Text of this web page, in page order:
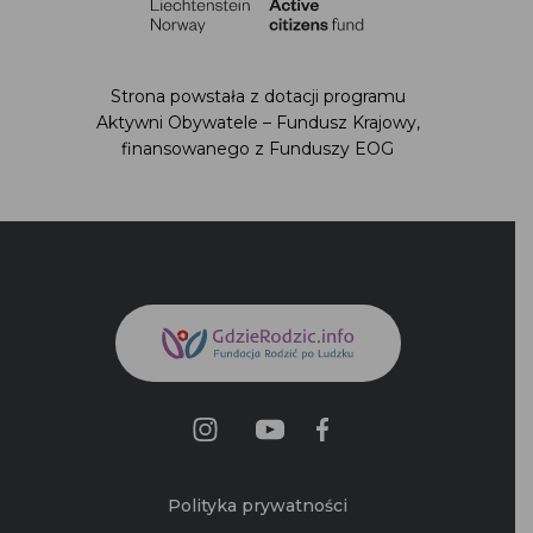
Strona powstała z dotacji programu
Aktywni Obywatele – Fundusz Krajowy,
finansowanego z Funduszy EOG
Polityka prywatności